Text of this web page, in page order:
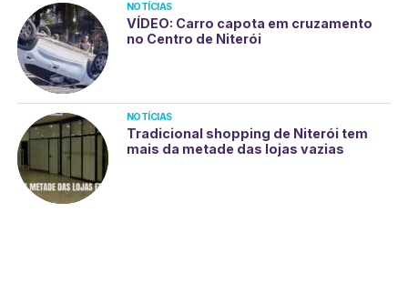
NOTÍCIAS
VÍDEO: Carro capota em cruzamento
no Centro de Niterói
NOTÍCIAS
Tradicional shopping de Niterói tem
mais da metade das lojas vazias